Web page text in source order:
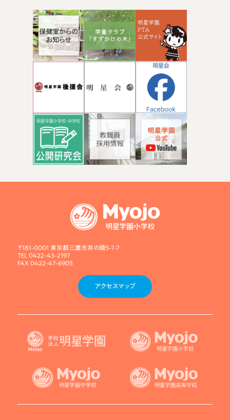
〒181-0001 東京都三鷹市井の頭5-7-7
TEL 0422-43-2197
FAX 0422-47-6905
アクセスマップ